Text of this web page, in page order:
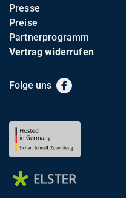
Presse
Preise
Partnerprogramm
Vertrag widerrufen
Folge uns Facebook